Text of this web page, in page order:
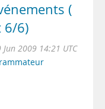
(
6/6)
2009 14:21 UTC